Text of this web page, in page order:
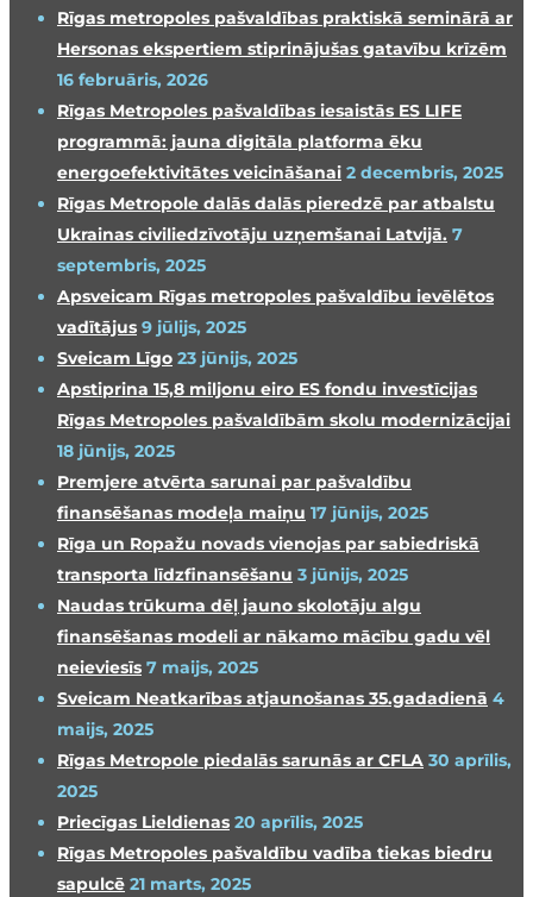
Rīgas metropoles pašvaldības praktiskā seminārā ar
Hersonas ekspertiem stiprinājušas gatavību krīzēm
16 februāris, 2026
Rīgas Metropoles pašvaldības iesaistās ES LIFE
programmā: jauna digitāla platforma ēku
energoefektivitātes veicināšanai 2 decembris, 2025
Rīgas Metropole dalās dalās pieredzē par atbalstu
Ukrainas civiliedzīvotāju uzņemšanai Latvijā. 7
septembris, 2025
Apsveicam Rīgas metropoles pašvaldību ievēlētos
vadītājus 9 jūlijs, 2025
Sveicam Līgo 23 jūnijs, 2025
Apstiprina 15,8 miljonu eiro ES fondu investīcijas
Rīgas Metropoles pašvaldībām skolu modernizācijai
18 jūnijs, 2025
Premjere atvērta sarunai par pašvaldību
finansēšanas modeļa maiņu 17 jūnijs, 2025
Rīga un Ropažu novads vienojas par sabiedriskā
transporta līdzfinansēšanu 3 jūnijs, 2025
Naudas trūkuma dēļ jauno skolotāju algu
finansēšanas modeli ar nākamo mācību gadu vēl
neieviesīs 7 maijs, 2025
Sveicam Neatkarības atjaunošanas 35.gadadienā 4
maijs, 2025
Rīgas Metropole piedalās sarunās ar CFLA 30 aprīlis,
2025
Priecīgas Lieldienas 20 aprīlis, 2025
Rīgas Metropoles pašvaldību vadība tiekas biedru
sapulcē 21 marts, 2025